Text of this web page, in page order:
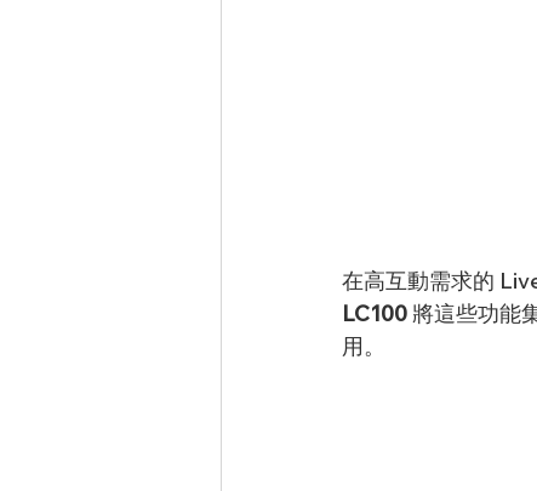
在高互動需求的
LC100 將這些功能
用。